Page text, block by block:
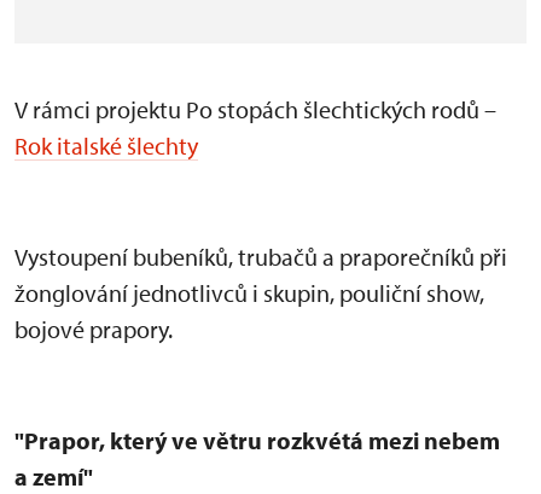
V rámci projektu Po stopách šlechtických rodů –
Rok italské šlechty
Vystoupení bubeníků, trubačů a praporečníků při
žonglování jednotlivců i skupin, pouliční show,
bojové prapory.
"Prapor, který ve větru rozkvétá mezi nebem
a zemí"